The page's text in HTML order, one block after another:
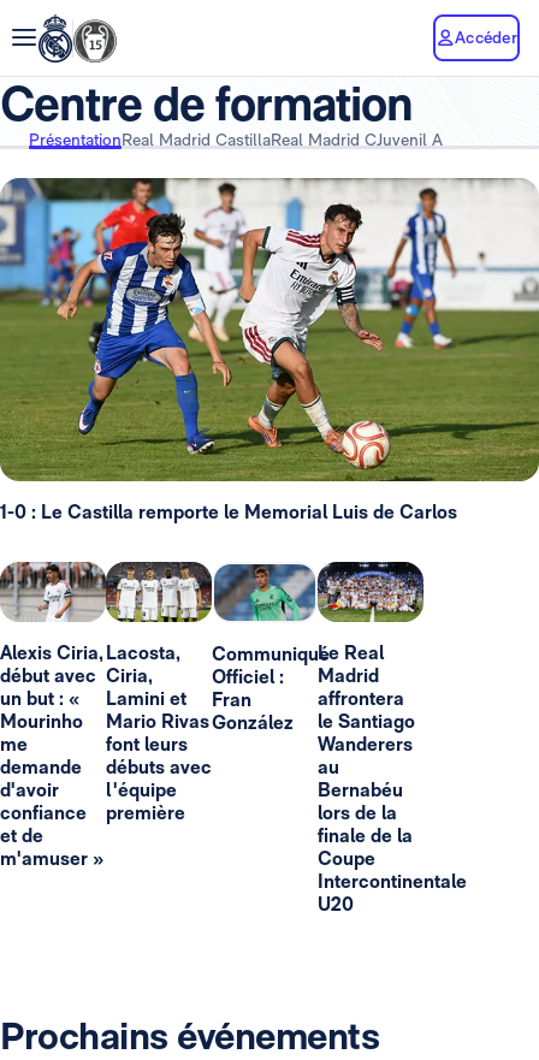
Accéder
Centre de formation
PrésentationReal Madrid CastillaReal Madrid CJuvenil A
1-0 : Le Castilla remporte le Memorial Luis de Carlos
Alexis Ciria,
début avec
un but : «
Mourinho
me
demande
d'avoir
confiance
et de
m'amuser »
Lacosta,
Ciria,
Lamini et
Mario Rivas
font leurs
débuts avec
l'équipe
première
Communiqué
Officiel :
Fran
González
Le Real
Madrid
affrontera
le Santiago
Wanderers
au
Bernabéu
lors de la
finale de la
Coupe
Intercontinentale
U20
Prochains événements